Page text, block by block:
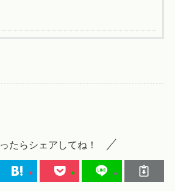
たらシェアしてね！